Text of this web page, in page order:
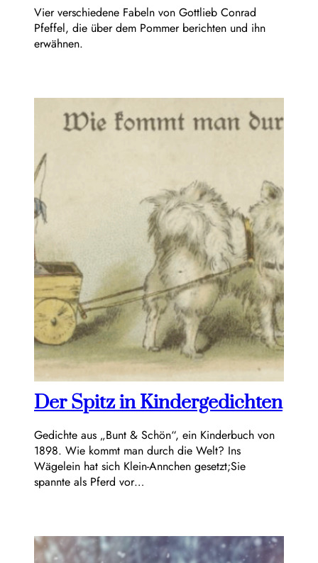
Vier verschiedene Fabeln von Gottlieb Conrad
Pfeffel, die über dem Pommer berichten und ihn
erwähnen.
Der Spitz in Kindergedichten
Gedichte aus „Bunt & Schön“, ein Kinderbuch von
1898. Wie kommt man durch die Welt? Ins
Wägelein hat sich Klein-Annchen gesetzt;Sie
spannte als Pferd vor…